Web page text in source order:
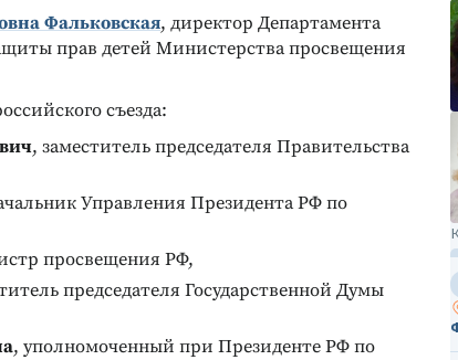
Фальковская, директор Департамента
прав детей Министерства просвещения
съезда:
, заместитель председателя Правительства
Управления Президента РФ по
просвещения РФ,
председателя Государственной Думы
, уполномоченный при Президенте РФ по